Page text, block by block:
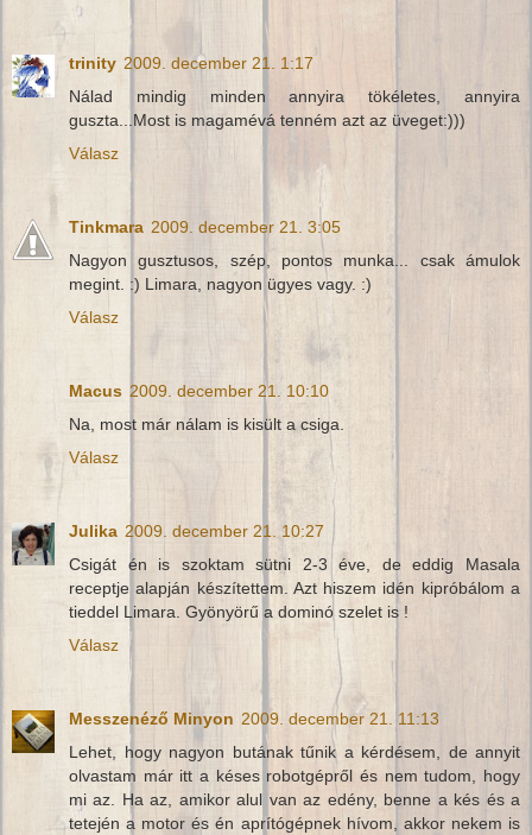
trinity 2009. december 21. 1:17
Nálad mindig minden annyira tökéletes, annyira
guszta...Most is magamévá tenném azt az üveget:)))
Válasz
Tinkmara 2009. december 21. 3:05
Nagyon gusztusos, szép, pontos munka... csak ámulok
megint. :) Limara, nagyon ügyes vagy. :)
Válasz
Macus 2009. december 21. 10:10
Na, most már nálam is kisült a csiga.
Válasz
Julika 2009. december 21. 10:27
Csigát én is szoktam sütni 2-3 éve, de eddig Masala
receptje alapján készítettem. Azt hiszem idén kipróbálom a
tieddel Limara. Gyönyörű a dominó szelet is !
Válasz
Messzenéző Minyon 2009. december 21. 11:13
Lehet, hogy nagyon butának tűnik a kérdésem, de annyit
olvastam már itt a késes robotgépről és nem tudom, hogy
mi az. Ha az, amikor alul van az edény, benne a kés és a
tetején a motor és én aprítógépnek hívom, akkor nekem is